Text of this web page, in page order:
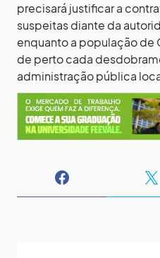
precisará justificar a
suspeitas diante da
enquanto a população de
de perto cada
administração pública